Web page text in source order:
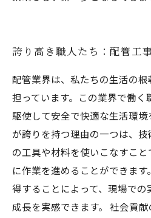
誇り高き職人たち：配管工
配管業界は、私たちの生活の
担っています。この業界で働く
駆使して安全で快適な生活環
が誇りを持つ理由の一つは、
の工具や材料を使いこなすこ
に作業を進めることができま
得することによって、現場で
成長を実感できます。 社会貢